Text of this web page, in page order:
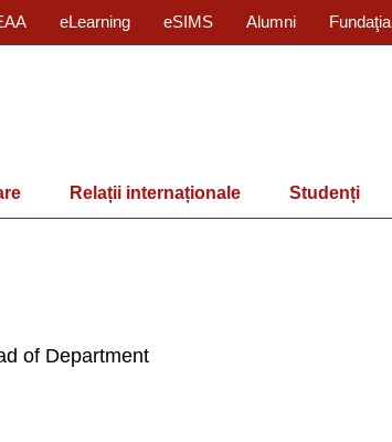
eLearning eSIMS Alumni Fundaţia
Relații internaționale Studenți
of Department